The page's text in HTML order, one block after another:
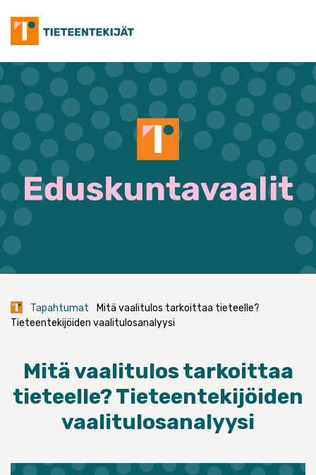
content
Tapahtumat
Mitä vaalitulos tarkoittaa tieteelle?
Tieteentekijöiden vaalitulosanalyysi
Mitä vaalitulos tarkoittaa
tieteelle? Tieteentekijöiden
vaalitulosanalyysi